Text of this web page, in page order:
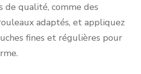
de qualité, comme des
adaptés, et appliquez
fines et régulières pour